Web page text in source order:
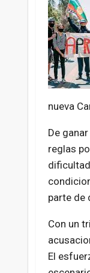
nueva
De
reglas
parte de
Con un
El